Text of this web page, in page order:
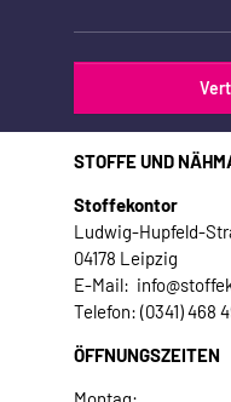
STOFFE UND
Stoffekontor
Ludwig-Hupfeld-
04178 Leipzig
E-Mail:
Telefon: (0341) 468
ÖFFNUNGSZEITEN